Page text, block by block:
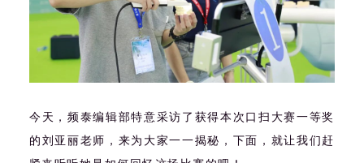
今天，频泰编辑部特意采访了获得本次口扫大赛一等奖
的刘亚丽老师，来为大家一一揭秘，下面，就让我们赶